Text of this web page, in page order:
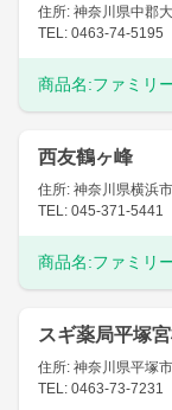
住所: 神奈川県中郡
TEL: 0463-74-5195
商品名:ファミリ
西友鶴ヶ峰
住所: 神奈川県横浜
TEL: 045-371-5441
商品名:ファミリ
スギ薬局平塚
住所: 神奈川県平塚
TEL: 0463-73-7231